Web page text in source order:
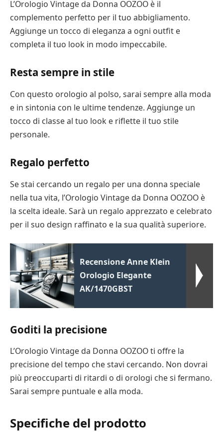
L’Orologio Vintage da Donna OOZOO è il
complemento perfetto per il tuo abbigliamento.
Aggiunge un tocco di eleganza a ogni outfit e
completa il tuo look in modo impeccabile.
Resta sempre in stile
Con questo orologio al polso, sarai sempre alla moda
e in sintonia con le ultime tendenze. Aggiunge un
tocco di classe al tuo look e riflette il tuo stile
personale.
Regalo perfetto
Se stai cercando un regalo per una donna speciale
nella tua vita, l’Orologio Vintage da Donna OOZOO è
la scelta ideale. Sarà un regalo apprezzato e celebrato
per il suo design raffinato e la sua qualità superiore.
Recensione Anne Klein
Orologio Elegante
AK/1470GBST
Goditi la precisione
L’Orologio Vintage da Donna OOZOO ti offre la
precisione del tempo che stavi cercando. Non dovrai
più preoccuparti di ritardi o di orologi che si fermano.
Sarai sempre puntuale e alla moda.
Specifiche del prodotto